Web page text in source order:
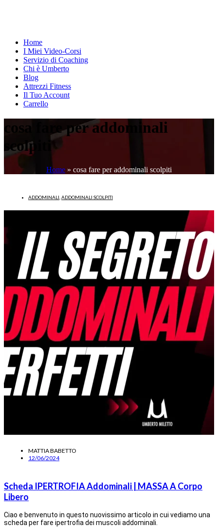
Home
I Miei Video-Corsi
Servizio di Coaching
Chi è Umberto
Blog
Attrezzi Fitness
Il Tuo Account
Carrello
cosa fare per addominali
scolpiti
Home » cosa fare per addominali scolpiti
ADDOMINALI ADDOMINALI SCOLPITI
MATTIA BABETTO
12/06/2024
Scheda IPERTROFIA Addominali | MASSA A Corpo
Libero
Ciao e benvenuto in questo nuovissimo articolo in cui vediamo una
scheda per fare ipertrofia dei muscoli addominali.